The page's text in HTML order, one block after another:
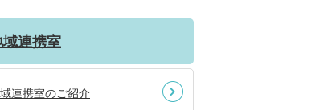
域連携室
連携室のご紹介